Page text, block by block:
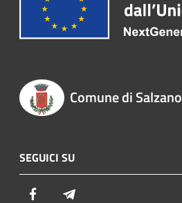
Comune di Salzano
SEGUICI SU
Facebook